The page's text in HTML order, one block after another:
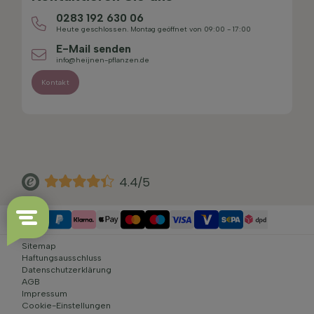
0283 192 630 06
Heute geschlossen. Montag geöffnet von 09:00 - 17:00
E-Mail senden
info@heijnen-pflanzen.de
Kontakt
4.4/5
Sitemap
Haftungsausschluss
Datenschutzerklärung
AGB
Impressum
Cookie-Einstellungen